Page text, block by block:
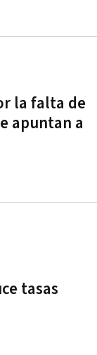
la falta de
apuntan a
tasas